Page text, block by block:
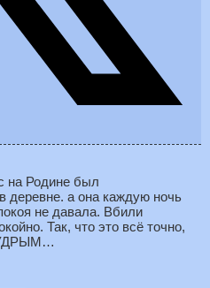
на Родине был
деревне. а она каждую ночь
не давала. Вбили
Так, что это всё точно,